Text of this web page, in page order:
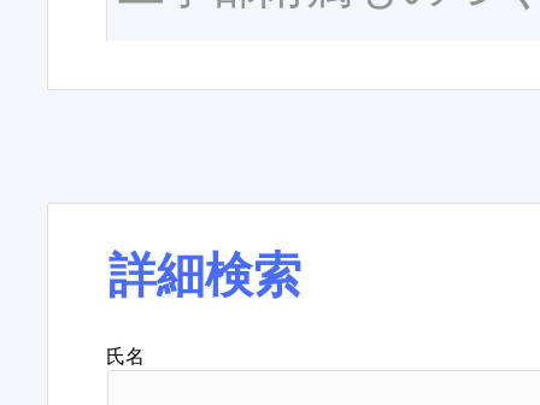
詳細検索
氏名